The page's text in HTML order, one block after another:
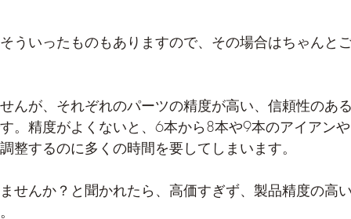
ういったものもありますので、その場合はちゃんと
んが、それぞれのパーツの精度が高い、信頼性のある
。精度がよくないと、6本から8本や9本のアイアンや
整するのに多くの時間を要してしまいます。
せんか？と聞かれたら、高価すぎず、製品精度の高い